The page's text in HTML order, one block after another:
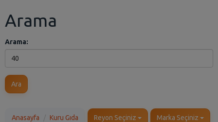
Arama
Arama:
Ara
Anasayfa Kuru Gıda Reyon Seçiniz Marka Seçiniz